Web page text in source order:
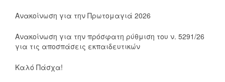
Ανακοίνωση για την Πρωτομαγιά 2026
Ανακοίνωση για την πρόσφατη ρύθμιση του ν. 5291/26
για τις αποσπάσεις εκπαιδευτικών
Καλό Πάσχα!